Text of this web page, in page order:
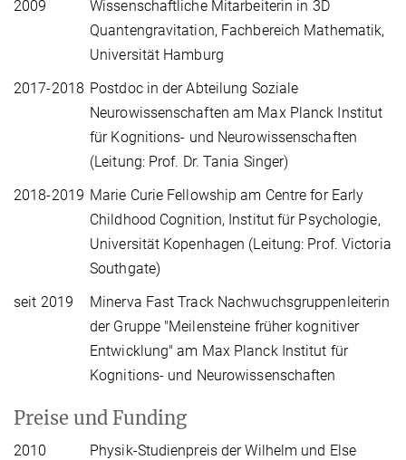
2009
Wissenschaftliche Mitarbeiterin in 3D
Quantengravitation, Fachbereich Mathematik,
Universität Hamburg
2017-2018 Postdoc in der Abteilung Soziale
Neurowissenschaften am Max Planck Institut
für Kognitions- und Neurowissenschaften
(Leitung: Prof. Dr. Tania Singer)
2018-2019 Marie Curie Fellowship am Centre for Early
Childhood Cognition, Institut für Psychologie,
Universität Kopenhagen (Leitung: Prof. Victoria
Southgate)
seit 2019
Minerva Fast Track Nachwuchsgruppenleiterin
der Gruppe "Meilensteine früher kognitiver
Entwicklung" am Max Planck Institut für
Kognitions- und Neurowissenschaften
Preise und Funding
2010
Physik-Studienpreis der Wilhelm und Else